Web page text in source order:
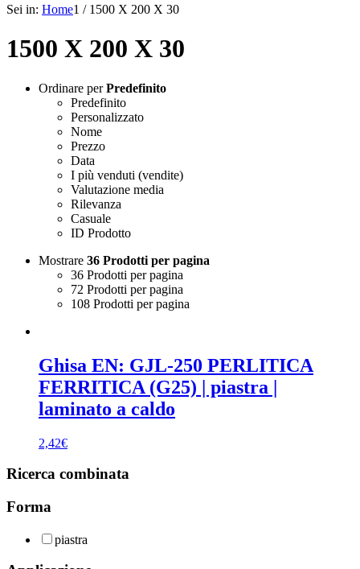
Sei in: Home1 / 1500 X 200 X 30
1500 X 200 X 30
Ordinare perPredefinito
Predefinito
Personalizzato
Nome
Prezzo
Data
I più venduti (vendite)
Valutazione media
Rilevanza
Casuale
ID Prodotto
Mostrare 36 Prodotti per pagina
36 Prodotti per pagina
72 Prodotti per pagina
108 Prodotti per pagina
Ghisa EN: GJL-250 PERLITICA
FERRITICA (G25) | piastra |
laminato a caldo
2,42€
Ricerca combinata
Forma
piastra